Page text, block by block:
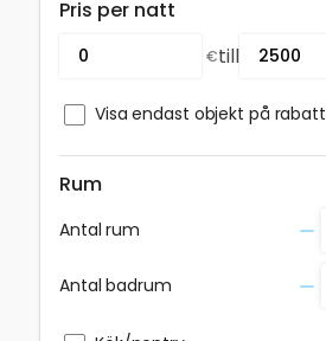
Pris per natt
€till
Visa endast objekt på rabatt
Rum
Antal rum
Antal badrum